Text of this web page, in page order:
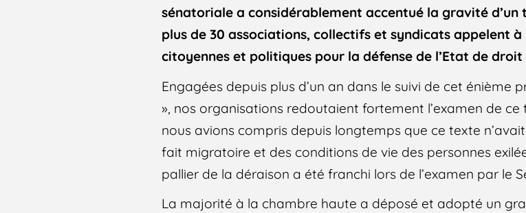
sénatoriale a considérablement accentué la gravité
plus de 30 associations, collectifs et syndicats appelent
citoyennes et politiques pour la défense de l’Etat de
Engagées depuis plus d’un an dans le suivi de cet énième
», nos organisations redoutaient fortement l’examen de ce
nous avions compris depuis longtemps que ce texte
fait migratoire et des conditions de vie des personnes
pallier de la déraison a été franchi lors de l’examen par le
La majorité à la chambre haute a déposé et adopté un